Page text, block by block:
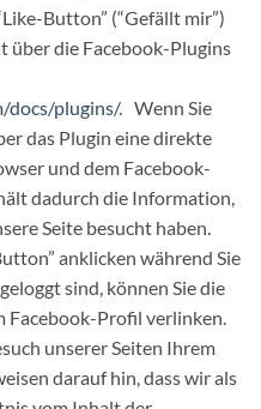
Button” (“Gefällt mir”)
über die Facebook-Plugins
docs/plugins/. Wenn Sie
das Plugin eine direkte
und dem Facebook-
dadurch die Information,
Seite besucht haben.
anklicken während Sie
sind, können Sie die
Facebook-Profil verlinken.
unserer Seiten Ihrem
darauf hin, dass wir als